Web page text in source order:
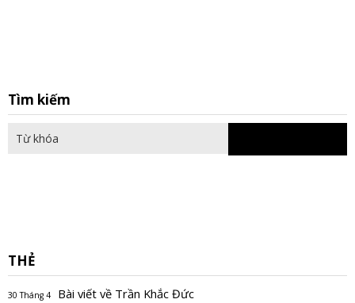
Tìm kiếm
THẺ
30 Tháng 4 Bài viết về Trần Khắc Đức